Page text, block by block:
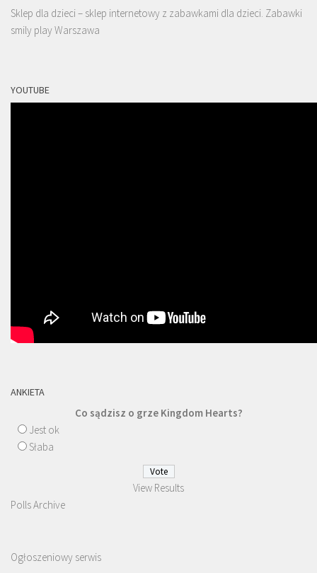
Sklep dla dzieci – sklep internetowy z zabawkami dla dzieci. Zabawki
smily play Warszawa
YOUTUBE
ANKIETA
Co sądzisz o grze Kingdom Hearts?
Jest ok
Słaba
View Results
Polls Archive
Ogłoszeniowy serwis